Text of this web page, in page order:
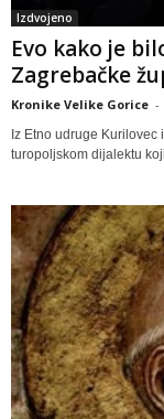
Izdvojeno
Evo kako je
Zagrebačke
Kronike Velike Gorice -
Iz Etno udruge
turopoljskom dijalektu